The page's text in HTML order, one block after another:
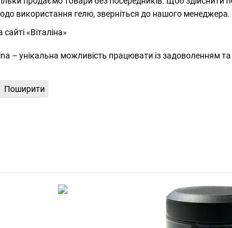
використання гелю, зверніться до нашого менеджера.
– унікальна можливість працювати із задоволенням
Поширити